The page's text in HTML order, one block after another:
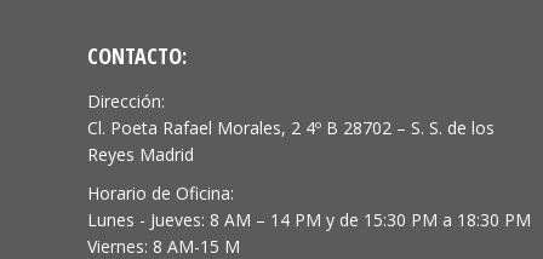
CONTACTO:
Dirección:
Cl. Poeta Rafael Morales, 2 4º B 28702 – S. S. de los
Reyes Madrid
Horario de Oficina:
Lunes - Jueves: 8 AM – 14 PM y de 15:30 PM a 18:30 PM
Viernes: 8 AM-15 M